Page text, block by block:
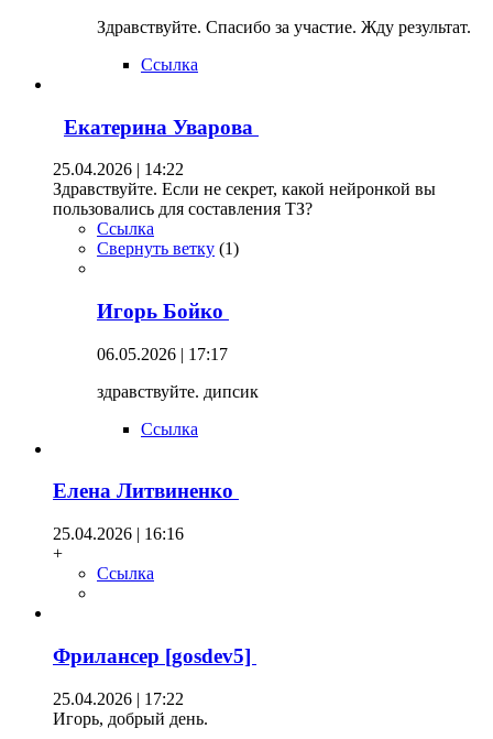
Здравствуйте. Спасибо за участие. Жду результат.
Ссылка
Екатерина Уварова
25.04.2026 | 14:22
Здравствуйте. Если не секрет, какой нейронкой вы
пользовались для составления ТЗ?
Ссылка
Свернуть ветку (1)
Игорь Бойко
06.05.2026 | 17:17
здравствуйте. дипсик
Ссылка
Елена Литвиненко
25.04.2026 | 16:16
+
Ссылка
Фрилансер [gosdev5]
25.04.2026 | 17:22
Игорь, добрый день.